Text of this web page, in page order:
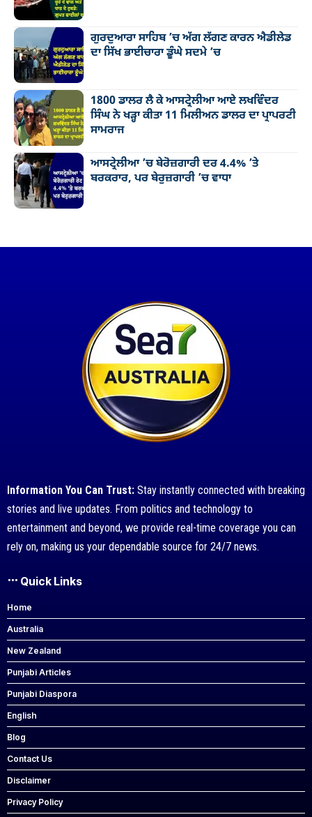
ਗੁਰਦੁਆਰਾ ਸਾਹਿਬ ’ਚ ਅੱਗ ਲੱਗਣ ਕਾਰਨ ਐਡੀਲੇਡ
ਦਾ ਸਿੱਖ ਭਾਈਚਾਰਾ ਡੂੰਘੇ ਸਦਮੇ ’ਚ
1800 ਡਾਲਰ ਲੈ ਕੇ ਆਸਟ੍ਰੇਲੀਆ ਆਏ ਲਖਵਿੰਦਰ
ਸਿੰਘ ਨੇ ਖੜ੍ਹਾ ਕੀਤਾ 11 ਮਿਲੀਅਨ ਡਾਲਰ ਦਾ ਪ੍ਰਾਪਰਟੀ
ਸਾਮਰਾਜ
ਆਸਟ੍ਰੇਲੀਆ ’ਚ ਬੇਰੋਜ਼ਗਾਰੀ ਦਰ 4.4% ’ਤੇ
ਬਰਕਰਾਰ, ਪਰ ਬੇਰੁਜ਼ਗਾਰੀ ’ਚ ਵਾਧਾ
Information You Can Trust: Stay instantly connected with breaking
stories and live updates. From politics and technology to
entertainment and beyond, we provide real-time coverage you can
rely on, making us your dependable source for 24/7 news.
Quick Links
Home
Australia
New Zealand
Punjabi Articles
Punjabi Diaspora
English
Blog
Contact Us
Disclaimer
Privacy Policy